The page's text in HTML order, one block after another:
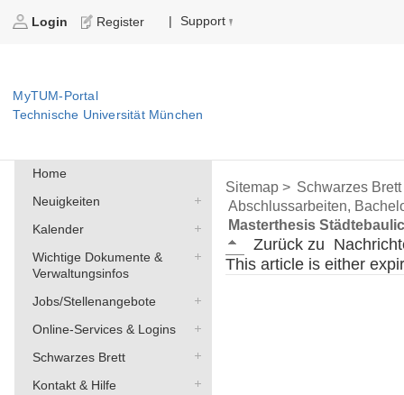
Login Register | Support
MyTUM-Portal
Technische Universität München
Home
Neuigkeiten
Kalender
Wichtige Dokumente &
Verwaltungsinfos
Jobs/Stellenangebote
Online-Services & Logins
Schwarzes Brett
Kontakt & Hilfe
Sitemap > Schwarzes Brett
Abschlussarbeiten,
Masterthesis
Zurück zu
This article is either